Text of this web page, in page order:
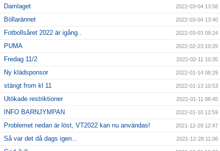
Damlaget 2022-03-04 13:58
Böllarännet 2022-03-04 13:40
Fotbollsåret 2022 är igång.. 2022-03-03 09:24
PUMA 2022-02-23 10:25
Fredag 11/2 2022-02-11 10:35
Ny klädsponsor 2022-01-14 08:29
stängt from kl 11 2022-01-13 10:53
Utökade restriktioner 2022-01-11 08:45
INFO BARNJYMPAN 2022-01-10 12:59
Problemet nedan är löst, VT2022 kan nu användas! 2021-12-29 12:47
Så var det då dags igen... 2021-12-28 11:06